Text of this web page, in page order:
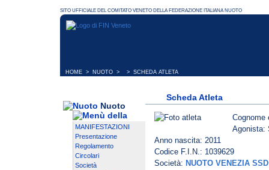
HOME > NUOTO > > SCHEDA ATLETA
Nuoto
MANIFESTAZIONI
Presentazione
Regolamento
Circolari
Società
Scheda Atleta
Agonista:
Anno nascita: 2011
Codice F.I.N.: 1039629
Società: NUOTO VENEZIA SSD